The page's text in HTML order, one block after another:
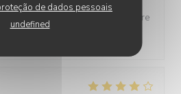
de dados pessoais
undefined
personnel très sympa, j'adore